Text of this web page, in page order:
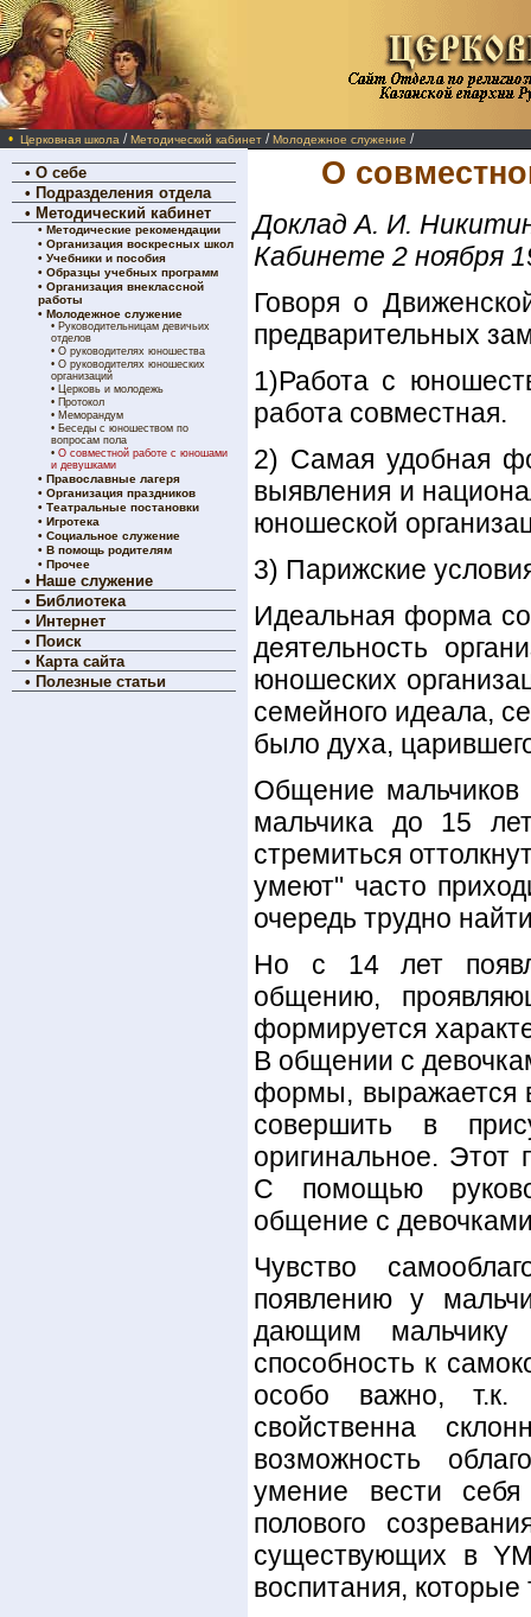
• Церковная школа /Методический кабинет /Молодежное служение /
• О себе
• Подразделения отдела
• Методический кабинет
• Методические рекомендации
• Организация воскресных школ
• Учебники и пособия
• Образцы учебных программ
• Организация внеклассной
работы
• Молодежное служение
• Руководительницам девичьих
отделов
• О руководителях юношества
• О руководителях юношеских
организаций
• Церковь и молодежь
• Протокол
• Меморандум
• Беседы с юношеством по
вопросам пола
• О совместной работе с юношами
и девушками
• Православные лагеря
• Организация праздников
• Театральные постановки
• Игротека
• Социальное служение
• В помощь родителям
• Прочее
• Наше служение
• Библиотека
• Интернет
• Поиск
• Карта сайта
• Полезные статьи
О
Доклад А. И.
Кабинете 2 ноября
Говоря о
предварительных
1)Работа с
работа совместная.
2) Самая удобная
выявления и
юношеской
3) Парижские
Идеальная форма
деятельность
юношеских
семейного идеала,
было духа,
Общение мальчиков
мальчика до 15
стремиться
умеют" часто
очередь трудно
Но с 14 лет
общению,
формируется
В общении с
формы, выражается
совершить в
оригинальное. Этот
С помощью
общение с
Чувство
появлению у
дающим мальчику
способность к
особо важно, т.к.
свойственна
возможность
умение вести
полового
существующих в
воспитания,